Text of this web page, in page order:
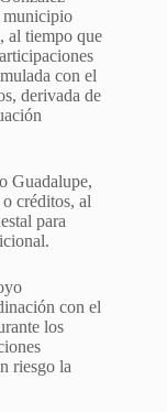
municipio
al tiempo que
con el
derivada de
Guadalupe,
créditos, al
para
con el
los
riesgo la